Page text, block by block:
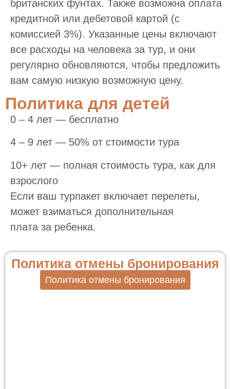
британских фунтах. Также возможна оплата
кредитной или дебетовой картой (с
комиссией 3%). Указанные цены включают
все расходы на человека за тур, и они
регулярно обновляются, чтобы предложить
вам самую низкую возможную цену.
Политика для детей
0 – 4 лет — бесплатно
4 – 9 лет — 50% от стоимости тура
10+ лет — полная стоимость тура, как для
взрослого
Если ваш турпакет включает перелеты,
может взиматься дополнительная
плата за ребенка.
Политика отмены бронирования
Политика отмены бронирования